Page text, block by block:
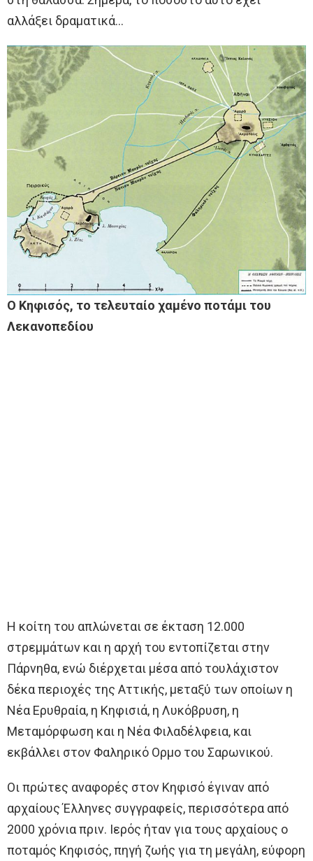
αλλάξει δραματικά…
Ο Κηφισός, το τελευταίο χαμένο ποτάμι του
Λεκανοπεδίου
Η κοίτη του απλώνεται σε έκταση 12.000
στρεμμάτων και η αρχή του εντοπίζεται στην
Πάρνηθα, ενώ διέρχεται μέσα από τουλάχιστον
δέκα περιοχές της Αττικής, μεταξύ των οποίων η
Νέα Ερυθραία, η Κηφισιά, η Λυκόβρυση, η
Μεταμόρφωση και η Νέα Φιλαδέλφεια, και
εκβάλλει στον Φαληρικό Ορμο του Σαρωνικού.
Οι πρώτες αναφορές στον Κηφισό έγιναν από
αρχαίους Έλληνες συγγραφείς, περισσότερα από
2000 χρόνια πριν. Ιερός ήταν για τους αρχαίους ο
ποταμός Κηφισός, πηγή ζωής για τη μεγάλη, εύφορη